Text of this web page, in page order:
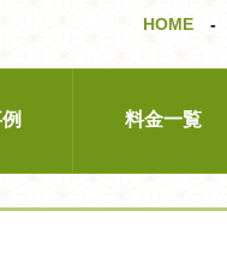
HOME
料金一覧